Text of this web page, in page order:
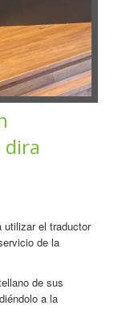
utilizar el traductor
de la
de sus
a la